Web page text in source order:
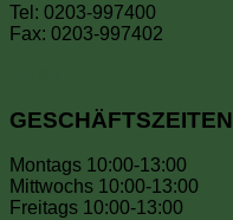
Tel: 0203-997400
Fax: 0203-997402
GESCHÄFTSZEITEN
Montags 10:00-13:00
Mittwochs 10:00-13:00
Freitags 10:00-13:00